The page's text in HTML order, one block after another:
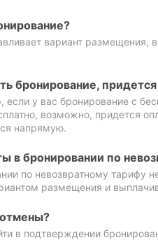
вариант размещения,
бронирование,
если у вас бронирование с
возможно, придется
напрямую.
в бронировании по
по невозвратному тарифу
размещения и
в подтверждении